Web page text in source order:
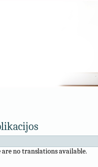
are no translations available.